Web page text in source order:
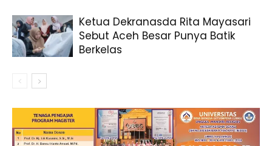
Ketua Dekranasda Rita Mayasari
Sebut Aceh Besar Punya Batik
Berkelas